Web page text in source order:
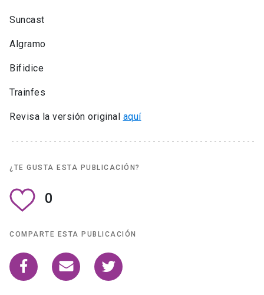
Suncast
Algramo
Bifidice
Trainfes
Revisa la versión original aquí
¿TE GUSTA ESTA PUBLICACIÓN?
0
COMPARTE ESTA PUBLICACIÓN